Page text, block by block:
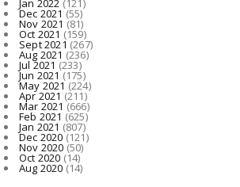
Jan 2022 (121)
Dec 2021 (55)
Nov 2021 (81)
Oct 2021 (159)
Sept 2021 (267)
Aug 2021 (236)
Jul 2021 (233)
Jun 2021(175)
May 2021(224)
Apr 2021 (211)
Mar 2021 (666)
Feb 2021 (625)
Jan 2021 (807)
Dec 2020(121)
Nov 2020 (50)
Oct 2020 (14)
Aug 2020(14)